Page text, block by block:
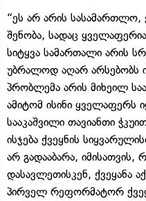
“ეს არ არის სასამართლო,
შენობა, სადაც
სიტყვა სამართალი არის
უბრალოდ აღარ არსებობს
პრობლემა არის მიხეილ
ამიტომ ისინი ყველაფერს
სააკაშვილი თავიანთი
ისჯება ქვეყნის
არ გადააბარა,
დასავლეთისკენ, ქვეყანა
პირველ რეფორმატორ